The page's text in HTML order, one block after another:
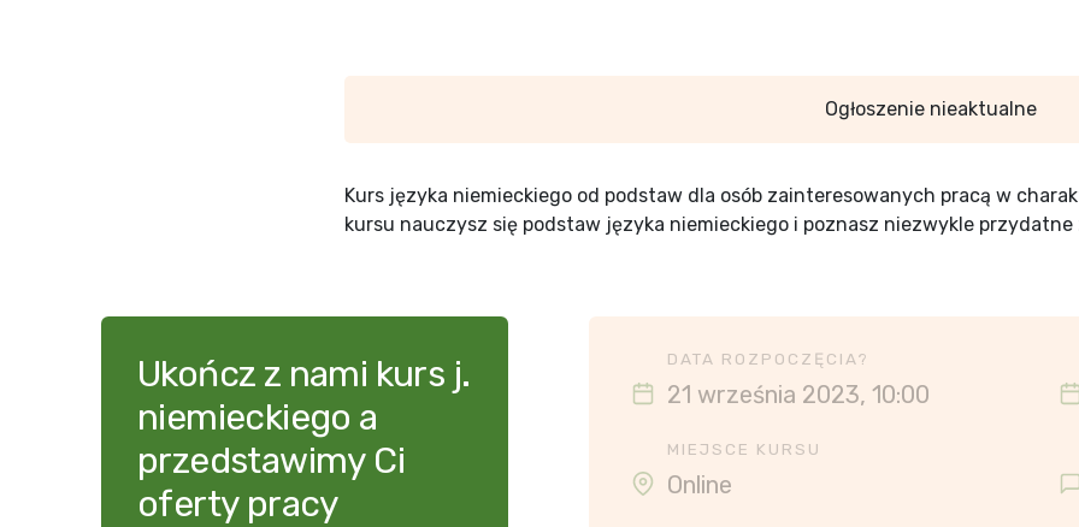
Ogłoszenie nieaktualne
Kurs języka niemieckiego od podstaw dla osób zainteresowanych pracą w
kursu nauczysz się podstaw języka niemieckiego i poznasz niezwykle
Ukończ z nami kurs j.
niemieckiego a
przedstawimy Ci
oferty pracy
DATA ROZPOCZĘCIA?
21 września 2023, 10:00
MIEJSCE KURSU
Online